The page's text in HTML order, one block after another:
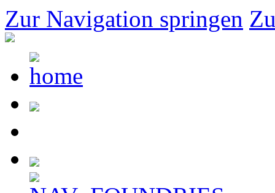
Zur Navigation springen